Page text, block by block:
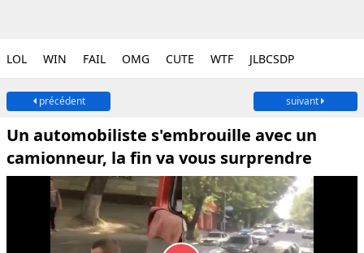
LOL WIN FAIL OMG CUTE WTF JLBCSDP
précédent suivant
Un automobiliste s'embrouille avec un
camionneur, la fin va vous surprendre